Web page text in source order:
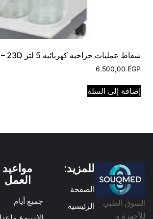
شفاط عمليات جراحيه كهربائيه 5 لتر Yuwell 7A – 23D
6.500,00EGP
إضافة إلى السلة
السوق الطبي
للأجهزة و
للمزيد:
الصفحة
الرئيسية
مواعيد
العمل
جميع أيام